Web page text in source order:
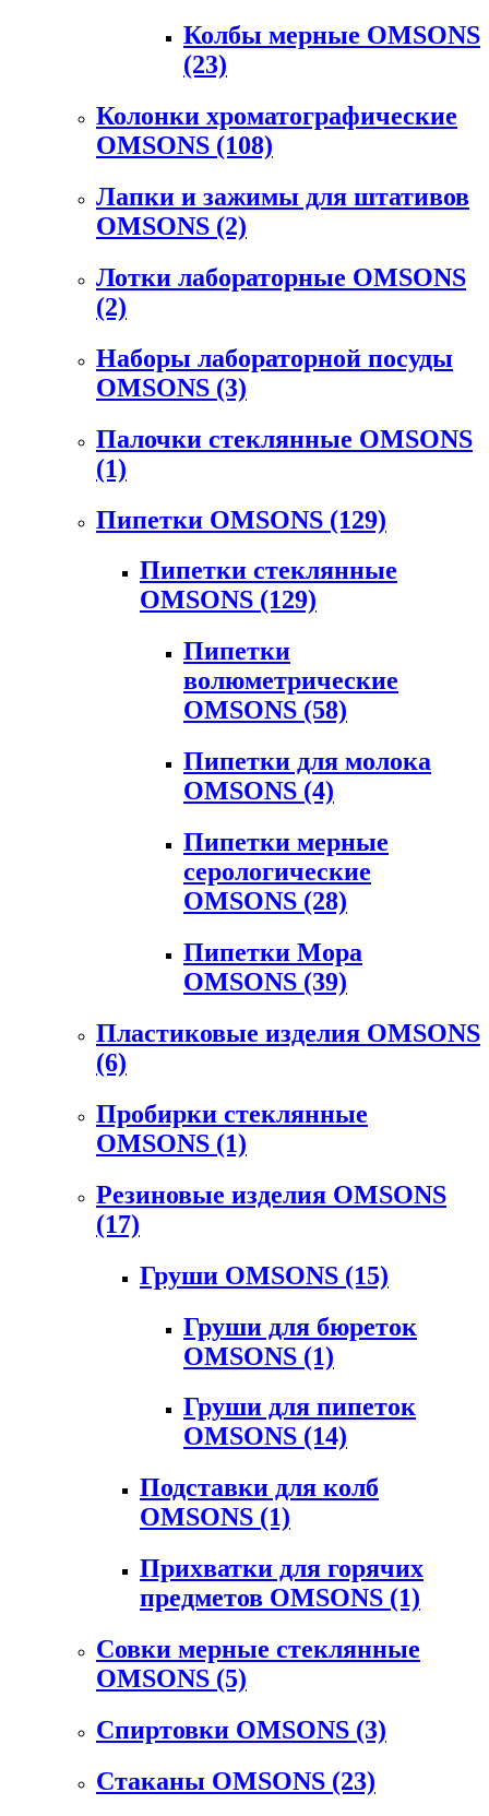
Колбы мерные OMSONS
(23)
Колонки хроматографические
OMSONS (108)
Лапки и зажимы для штативов
OMSONS (2)
Лотки лабораторные OMSONS
(2)
Наборы лабораторной посуды
OMSONS (3)
Палочки стеклянные OMSONS
(1)
Пипетки OMSONS (129)
Пипетки стеклянные
OMSONS (129)
Пипетки
волюметрические
OMSONS (58)
Пипетки для молока
OMSONS (4)
Пипетки мерные
серологические
OMSONS (28)
Пипетки Мора
OMSONS (39)
Пластиковые изделия OMSONS
(6)
Пробирки стеклянные
OMSONS (1)
Резиновые изделия OMSONS
(17)
Груши OMSONS (15)
Груши для бюреток
OMSONS (1)
Груши для пипеток
OMSONS (14)
Подставки для колб
OMSONS (1)
Прихватки для горячих
предметов OMSONS (1)
Совки мерные стеклянные
OMSONS (5)
Спиртовки OMSONS (3)
Стаканы OMSONS (23)